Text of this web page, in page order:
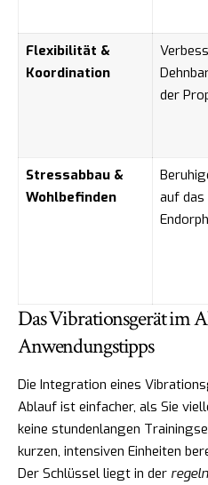
Flexibilität &
Koordination
der
Stressabbau &
Wohlbefinden
auf
Das Vibrationsgerät im
Anwendungstipps
Die Integration eines
Ablauf ist einfacher, als Sie
keine stundenlangen
kurzen, intensiven Einheiten
Der Schlüssel liegt in der